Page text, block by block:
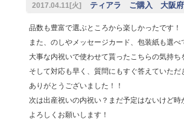
2017.04.11[火] ティアラ ご購入 大阪
品数も豊富で選ぶところから楽しかったです！
また、のしやメッセージカード、包装紙も選
大事な内祝いで使わせて貰ったこちらの気持
そして対応も早く、質問にもすぐ答えていただ
ありがとうございました！！
次は出産祝いの内祝い？まだ予定はないけど
よろしくお願いします！